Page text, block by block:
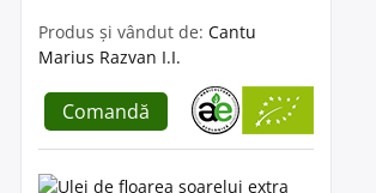
Produs și vândut de: Cantu
Marius Razvan I.I.
Comandă